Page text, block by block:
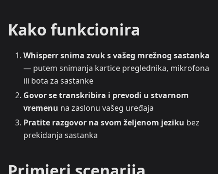
Kako funkcionira
Whisperr snima zvuk s vašeg mrežnog sastanka
— putem snimanja kartice preglednika, mikrofona
ili bota za sastanke
Govor se transkribira i prevodi u stvarnom
vremenu na zaslonu vašeg uređaja
Pratite razgovor na svom željenom jeziku bez
prekidanja sastanka